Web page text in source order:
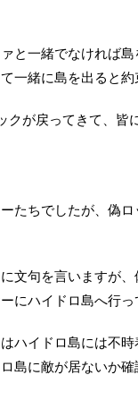
と一緒でなければ
一緒に島を出ると約
が戻ってきて、皆
たちでしたが、偽
文句を言いますが
にハイドロ島へ行っ
ハイドロ島には不時
島に敵が居ないか